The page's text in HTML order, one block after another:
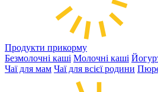
Продукти прикорму
Безмолочні каші Молочні каші
Чаї для мам Чаї для всієї родини